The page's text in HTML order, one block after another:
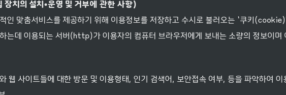
장치의 설치 •운영 및 거부에 관한 사항)
인 맞춤서비스를 제공하기 위해 이용정보를 저장하고 수시로 불러오는 ‘쿠키
는데 이용되는 서버(http)가 이용자의 컴퓨터 브라우저에게 보내는 소량의 정보이며
웹 사이트들에 대한 방문 및 이용형태, 인기 검색어, 보안접속 여부, 등을 파악하여